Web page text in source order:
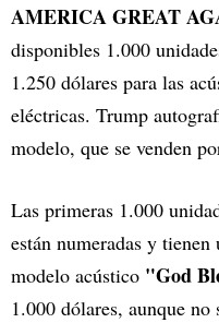
AMERICA GREAT
disponibles 1.000
1.250 dólares para las
eléctricas. Trump
modelo, que se venden
Las primeras 1.000
están numeradas y
modelo acústico "God
1.000 dólares, aunque no